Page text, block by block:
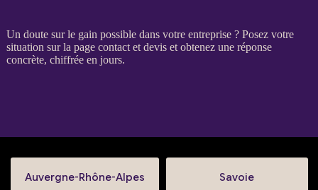
Un doute sur le gain possible dans votre entreprise ? Posez votre
situation sur la page contact et deviset obtenez une réponse
concrète, chiffrée en jours.
Auvergne-Rhône-Alpes Savoie